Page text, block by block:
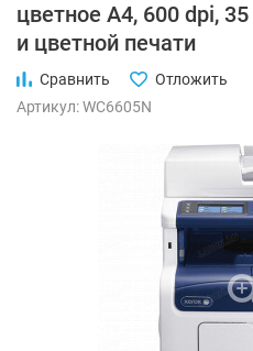
цветное А4, 600 dpi,
и цветной печати
Сравнить
Отложить
Артикул: WC6605N